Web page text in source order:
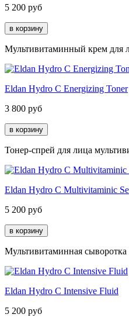
5 200 руб
Мультивитаминный крем для
Eldan Hydro C Energizing Toner
3 800 руб
Тонер-спрей для лица
Eldan Hydro C Multivitaminic
5 200 руб
Мультивитаминная
Eldan Hydro C Intensive Fluid
5 200 руб